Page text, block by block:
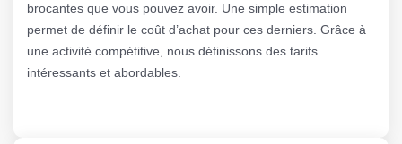
brocantes que vous pouvez avoir. Une simple estimation
permet de définir le coût d’achat pour ces derniers. Grâce à
une activité compétitive, nous définissons des tarifs
intéressants et abordables.